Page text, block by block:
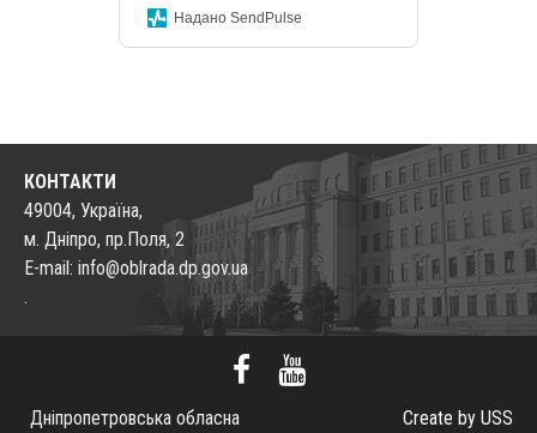
Надано SendPulse
КОНТАКТИ
49004, Україна,
м. Дніпро, пр.Поля, 2
E-mail: info@oblrada.dp.gov.ua
.
Дніпропетровська обласна Create by USS